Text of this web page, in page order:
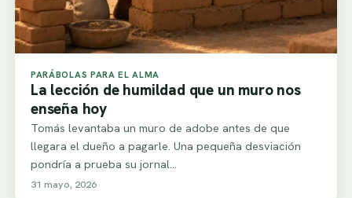
PARÁBOLAS PARA EL ALMA
La lección de humildad que un muro nos
enseña hoy
Tomás levantaba un muro de adobe antes de que
llegara el dueño a pagarle. Una pequeña desviación
pondría a prueba su jornal…
31 mayo, 2026